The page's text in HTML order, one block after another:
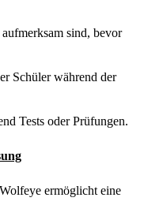
sind, bevor
Schüler während der
Tests oder Prüfungen.
ermöglicht eine